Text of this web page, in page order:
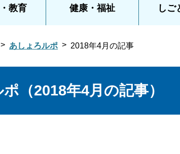
教育 健康・福祉 しご
あしょろルポ 2018年4月の記事
（2018年4月の記事）